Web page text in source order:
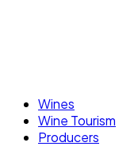
Wines
Wine Tourism
Producers